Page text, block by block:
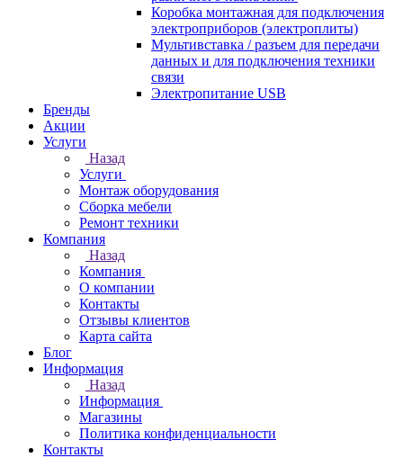
Коробка монтажная для подключения
электроприборов (электроплиты)
Мультивставка / разъем для передачи
данных и для подключения техники
связи
Электропитание USB
Бренды
Акции
Услуги
Назад
Услуги
Монтаж оборудования
Сборка мебели
Ремонт техники
Компания
Назад
Компания
О компании
Контакты
Отзывы клиентов
Карта сайта
Блог
Информация
Назад
Информация
Магазины
Политика конфиденциальности
Контакты